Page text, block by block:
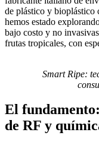
de plástico y bioplástico
hemos estado
bajo costo y no
frutas tropicales, con
Loading video...
Smart Ripe:
El
de RF y